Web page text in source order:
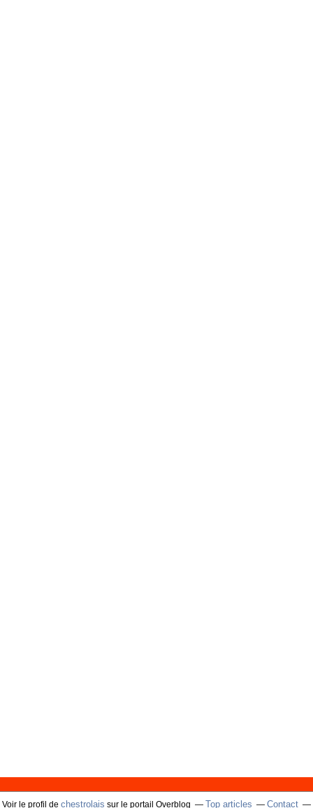
Voir le profil de chestrolais sur le portail Overblog Top articles Contact